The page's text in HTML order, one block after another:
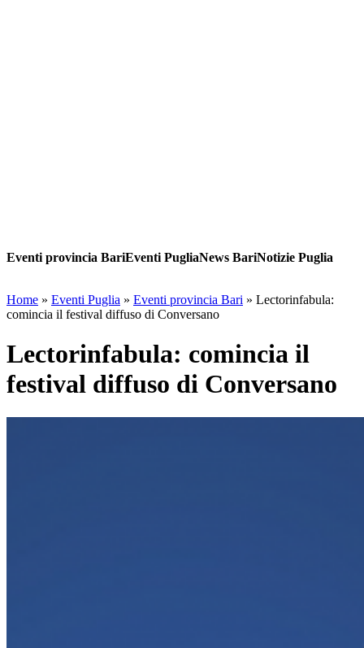
Eventi provincia BariEventi PugliaNews BariNotizie Puglia
Home » Eventi Puglia » Eventi provincia Bari » Lectorinfabula:
comincia il festival diffuso di Conversano
Lectorinfabula: comincia il
festival diffuso di Conversano